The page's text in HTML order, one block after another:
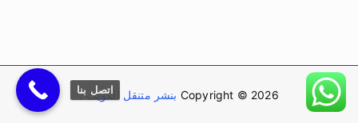
Copyright © 2026 بنشر متنقل الكويت.
اتصل بنا